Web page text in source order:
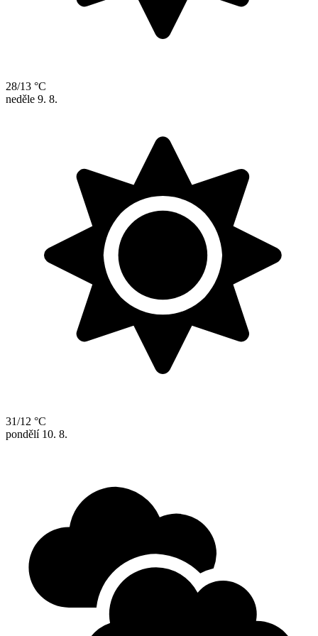
28/13 °C
neděle 9. 8.
31/12 °C
pondělí 10. 8.